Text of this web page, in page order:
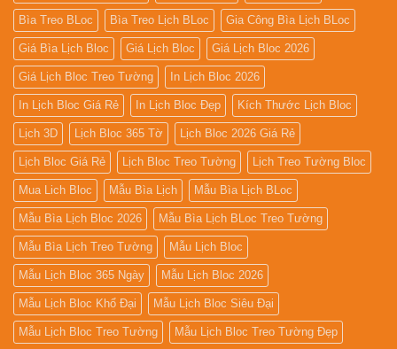
Bìa Treo BLoc Bìa Treo Lịch BLoc Gia Công Bìa Lịch BLoc
Giá Bìa Lịch Bloc Giá Lịch Bloc Giá Lịch Bloc 2026
Giá Lịch Bloc Treo Tường In Lịch Bloc 2026
In Lịch Bloc Giá Rẻ In Lịch Bloc Đẹp Kích Thước Lịch Bloc
Lịch 3D Lịch Bloc 365 Tờ Lịch Bloc 2026 Giá Rẻ
Lịch Bloc Giá Rẻ Lịch Bloc Treo Tường Lịch Treo Tường Bloc
Mua Lich Bloc Mẫu Bìa Lịch Mẫu Bìa Lịch BLoc
Mẫu Bìa Lịch Bloc 2026 Mẫu Bìa Lịch BLoc Treo Tường
Mẫu Bìa Lịch Treo Tường Mẫu Lịch Bloc
Mẫu Lịch Bloc 365 Ngày Mẫu Lịch Bloc 2026
Mẫu Lịch Bloc Khổ Đại Mẫu Lịch Bloc Siêu Đại
Mẫu Lịch Bloc Treo Tường Mẫu Lịch Bloc Treo Tường Đẹp